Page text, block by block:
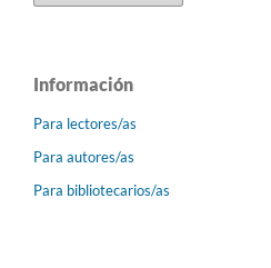
Información
Para lectores/as
Para autores/as
Para bibliotecarios/as